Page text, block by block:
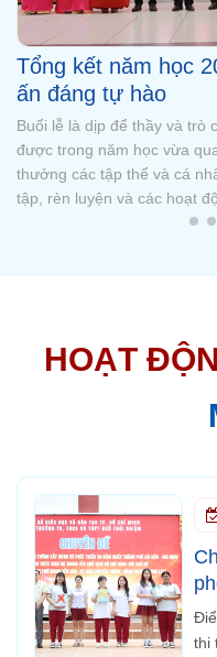
Chúc mừng Quán
Olympia cấp trường
Sáng ngày 23/5, Trường
tổ chức vòng chung kết
3. Sau những vòng tranh tài
- học sinh lớp 11A9 đã xuất
HOẠT
thi